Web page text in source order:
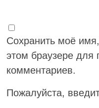
Сохранить моё
этом браузере
комментариев.
Пожалуйста,